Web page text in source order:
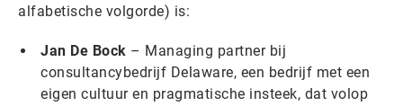
alfabetische volgorde) is:
Jan De Bock – Managing partner bij
consultancybedrijf Delaware, een bedrijf met een
eigen cultuur en pragmatische insteek, dat volop